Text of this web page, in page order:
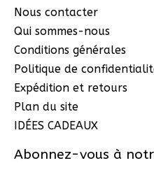
Nous contacter
Qui sommes-nous
Conditions générales
Politique de
Expédition et retours
Plan du site
IDÉES CADEAUX
Abonnez-vous à